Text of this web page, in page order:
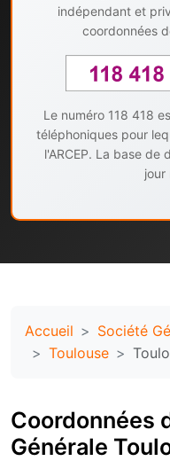
indépendant et
coordonnées
Le numéro 118 418
téléphoniques pour
l'ARCEP. La base de
jour
Accueil Société
Toulouse
Coordonnées
Générale